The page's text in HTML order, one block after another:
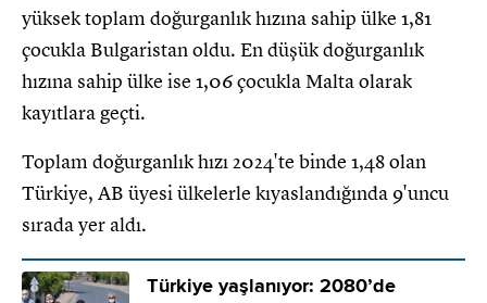
yüksek toplam doğurganlık hızına sahip ülke 1,81
çocukla Bulgaristan oldu. En düşük doğurganlık
hızına sahip ülke ise 1,06 çocukla Malta olarak
kayıtlara geçti.
Toplam doğurganlık hızı 2024'te binde 1,48 olan
Türkiye, AB üyesi ülkelerle kıyaslandığında 9'uncu
sırada yer aldı.
Türkiye yaşlanıyor: 2080’de